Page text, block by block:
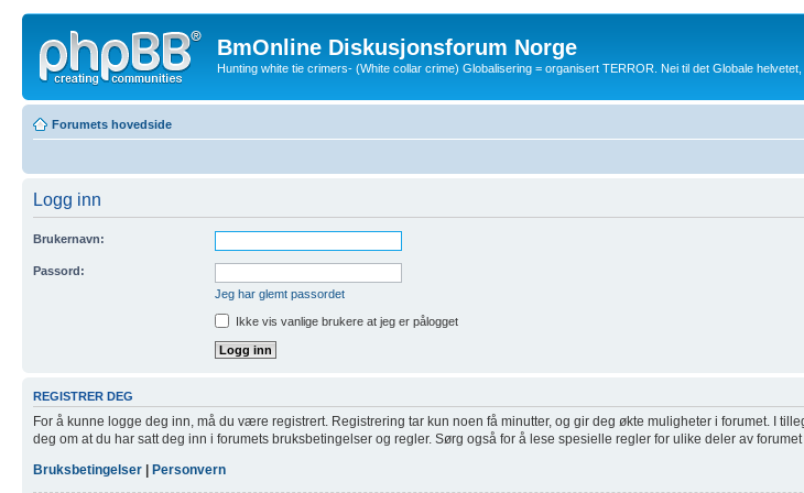
BmOnline Diskusjonsforum Norge
Hunting white tie crimers- (White collar crime) Globalisering = organisert TERROR. Nei til det Globale helvetet,
Forumets hovedside
Logg inn
Brukernavn:
Passord:
Jeg har glemt passordet
Ikke vis vanlige brukere at jeg er pålogget
REGISTRER DEG
For å kunne logge deg inn, må du være registrert. Registrering tar kun noen få minutter, og gir deg økte muligheter i forumet. I
deg om at du har satt deg inn i forumets bruksbetingelser og regler. Sørg også for å lese spesielle regler for ulike deler av
Bruksbetingelser
Personvern